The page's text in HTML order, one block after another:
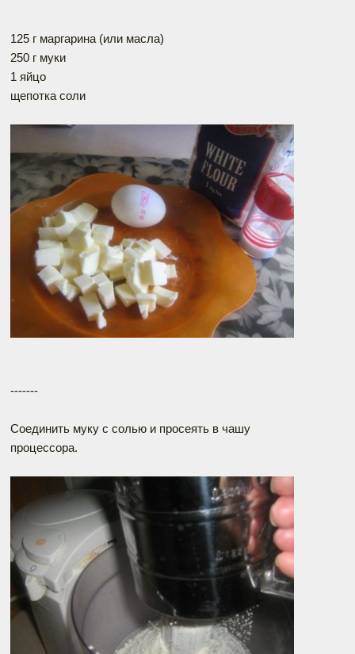
125 г маргарина (или масла)
250 г муки
1 яйцо
щепотка соли
-------
Соединить муку с солью и просеять в чашу
процессора.